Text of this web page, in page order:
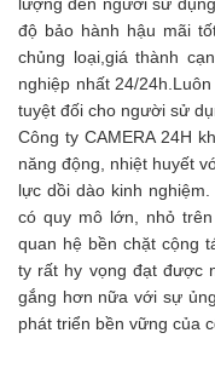
độ bảo hành hậu mãi
chủng loại,giá thành
nghiệp nhất 24/
tuyệt đối cho người sử
Công ty CAMERA 24H
năng động, nhiệt huyết
lực dồi dào kinh
có quy mô lớn, nhỏ
quan hệ bền chặt cộng
ty rất hy vọng đạt được
gắng hơn nữa với sự
phát triển bền vững của
Với